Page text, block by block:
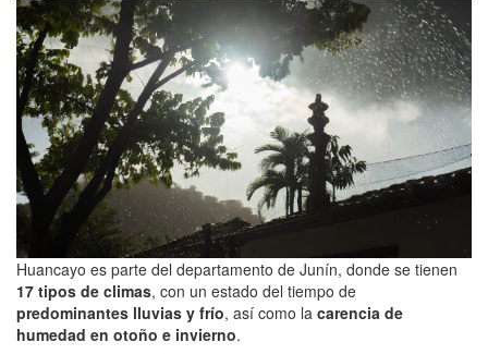
Huancayo es parte del departamento de Junín, donde se tienen
17 tipos de climas, con un estado del tiempo de
predominantes lluvias y frío, así como la carencia de
humedad en otoño e invierno.